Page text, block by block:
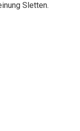
Sletten.